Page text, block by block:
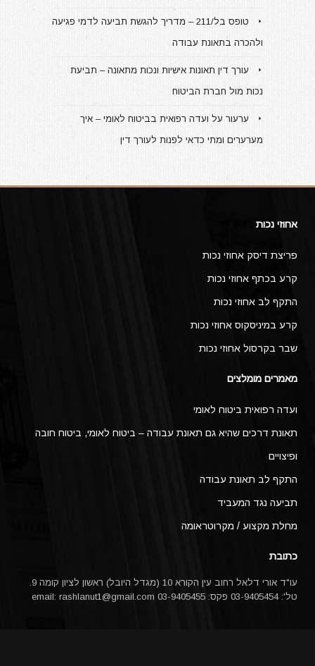
טופס בל/211 – מדריך להגשת תביעה לדמי פגיעה
ולהכרה בתאונת עבודה
עורך דין תאונות אישיות ונכות מתאונה – תביעת
נכות מול חברת הביטוח
ערעור על ועדה רפואית בביטוח לאומי – איך
מערערים ומתי כדאי לפנות לעורך דין
אחוזי נכות
פריצת דיסק אחוזי נכות
קרע בכתף אחוזי נכות
התקף לב אחוזי נכות
קרע במיניסקוס אחוזי נכות
שבר בקרסול אחוזי נכות
מאמרים מומלצים
ועדה רפואית ביטוח לאומי
תאונת דרכים שהיא גם תאונת עבודה – ביטוח לאומי, ביטוח חובה
ופיצויים
התקף לב תאונת עבודה
תביעה נגד המעביד
מחלת מקצוע / מקרוטראומה
כתובת
טל': 03-9405454 פקס: 03-9405455 email:
rashlanut1@gmail.com